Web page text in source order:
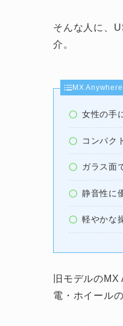
そんな人に、
介。
MX
女性の手
コンパク
ガラス面
静音性に
軽やかな
旧モデルの
電・ホイール